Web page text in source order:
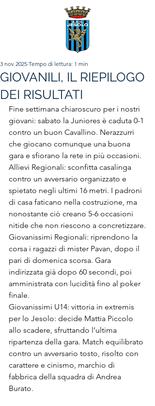
GIOVANILI, IL RIEPILOGO
DEI RISULTATI
3 nov 2025 Tempo di lettura: 1 min
Fine settimana chiaroscuro per i nostri
giovani: sabato la Juniores è caduta 0-1
contro un buon Cavallino. Nerazzurri
che giocano comunque una buona
gara e sfiorano la rete in più occasioni.
Allievi Regionali: sconfitta casalinga
contro un avversario organizzato e
spietato negli ultimi 16 metri. I padroni
di casa faticano nella costruzione, ma
nonostante ciò creano 5-6 occasioni
nitide che non riescono a concretizzare.
Giovanissimi Regionali: riprendono la
corsa i ragazzi di mister Pavan, dopo il
pari di domenica scorsa. Gara
indirizzata già dopo 60 secondi, poi
amministrata con lucidità fino al poker
finale.
Giovanissimi U14: vittoria in extremis
per lo Jesolo: decide Mattia Piccolo
allo scadere, sfruttando l’ultima
ripartenza della gara. Match equilibrato
contro un avversario tosto, risolto con
carattere e cinismo, marchio di
fabbrica della squadra di Andrea
Burato.